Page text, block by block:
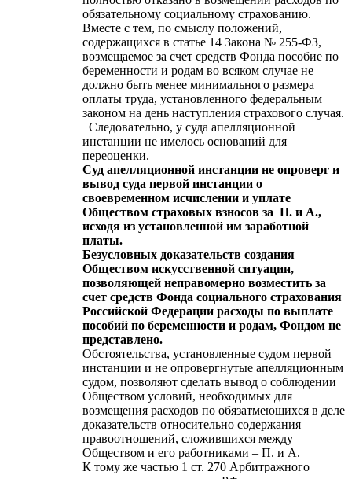
обязательному социальному страхованию.
Вместе с тем, по смыслу положений,
содержащихся в статье 14 Закона № 255-ФЗ,
возмещаемое за счет средств Фонда пособие по
беременности и родам во всяком случае не
должно быть менее минимального размера
оплаты труда, установленного федеральным
законом на день наступления страхового случая.
Следовательно, у суда апелляционной
инстанции не имелось оснований для
переоценки.
Суд апелляционной инстанции не опроверг и
вывод суда первой инстанции о
своевременном исчислении и уплате
Обществом страховых взносов за П. и А.,
исходя из установленной им заработной
платы.
Безусловных доказательств создания
Обществом искусственной ситуации,
позволяющей неправомерно возместить за
счет средств Фонда социального страхования
Российской Федерации расходы по выплате
пособий по беременности и родам, Фондом не
представлено.
Обстоятельства, установленные судом первой
инстанции и не опровергнутые апелляционным
судом, позволяют сделать вывод о соблюдении
Обществом условий, необходимых для
возмещения расходов по обязатмеющихся в деле
доказательств относительно содержания
правоотношений, сложившихся между
Обществом и его работниками – П. и А.
К тому же частью 1 ст. 270 Арбитражного